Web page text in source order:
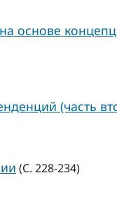
основе
(часть
(С. 228-234)